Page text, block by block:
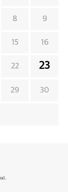
8 9
15 16
22 23
29 30